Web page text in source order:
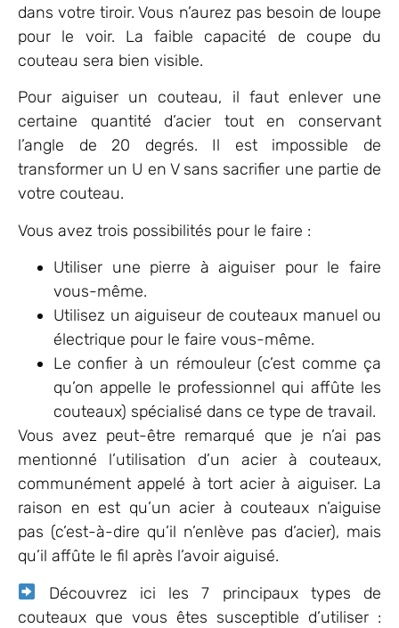
dans votre tiroir. Vous n’aurez pas besoin de loupe
pour le voir. La faible capacité de coupe du
couteau sera bien visible.
Pour aiguiser un couteau, il faut enlever une
certaine quantité d’acier tout en conservant
l’angle de 20 degrés. Il est impossible de
transformer un U en V sans sacrifier une partie de
votre couteau.
Vous avez trois possibilités pour le faire :
Utiliser une pierre à aiguiser pour le faire
vous-même.
Utilisez un aiguiseur de couteaux manuel ou
électrique pour le faire vous-même.
Le confier à un rémouleur (c’est comme ça
qu’on appelle le professionnel qui affûte les
couteaux) spécialisé dans ce type de travail.
Vous avez peut-être remarqué que je n’ai pas
mentionné l’utilisation d’un acier à couteaux,
communément appelé à tort acier à aiguiser. La
raison en est qu’un acier à couteaux n’aiguise
pas (c’est-à-dire qu’il n’enlève pas d’acier), mais
qu’il affûte le fil après l’avoir aiguisé.
Découvrez ici les 7 principaux types de
couteaux que vous êtes susceptible d’utiliser :